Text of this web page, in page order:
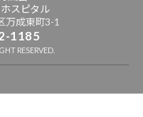
スピタル
万成東町3-1
1185
RESERVED.